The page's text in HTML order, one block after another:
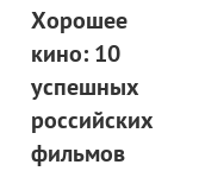
Хорошее
кино: 10
успешных
российских
фильмов